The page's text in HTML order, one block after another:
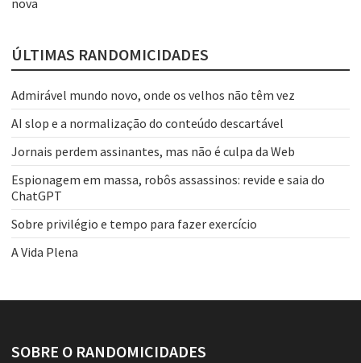
nova
ÚLTIMAS RANDOMICIDADES
Admirável mundo novo, onde os velhos não têm vez
AI slop e a normalização do conteúdo descartável
Jornais perdem assinantes, mas não é culpa da Web
Espionagem em massa, robôs assassinos: revide e saia do
ChatGPT
Sobre privilégio e tempo para fazer exercício
A Vida Plena
SOBRE O RANDOMICIDADES